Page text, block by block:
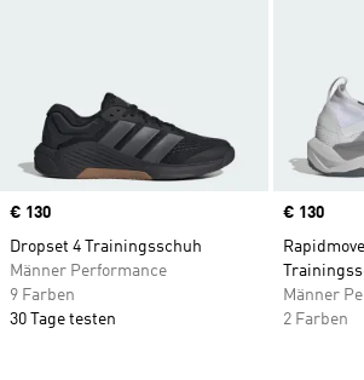
Price
€ 130
Dropset 4 Trainingsschuh
Männer Performance
9 Farben
30 Tage testen
Price
€ 130
Männer
2 Farben